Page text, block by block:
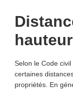
Selon le Code
certaines
propriétés. En